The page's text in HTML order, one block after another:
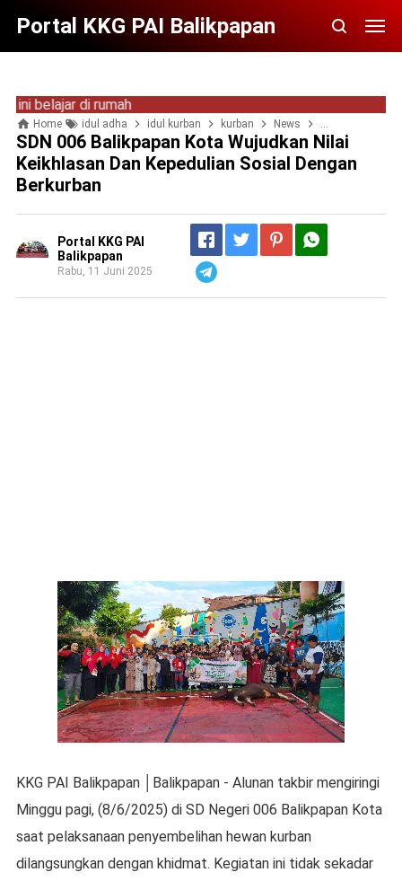
Portal KKG PAI Balikpapan
di rumah
Home idul adha idul kurban kurban News sdn 006 balkot
SDN 006 Balikpapan Kota Wujudkan Nilai
Keikhlasan Dan Kepedulian Sosial Dengan
Berkurban
Portal KKG PAI
Balikpapan
Rabu, 11 Juni 2025
KKG PAI Balikpapan │Balikpapan - Alunan takbir mengiringi
Minggu pagi, (8/6/2025) di SD Negeri 006 Balikpapan Kota
saat pelaksanaan penyembelihan hewan kurban
dilangsungkan dengan khidmat. Kegiatan ini tidak sekadar